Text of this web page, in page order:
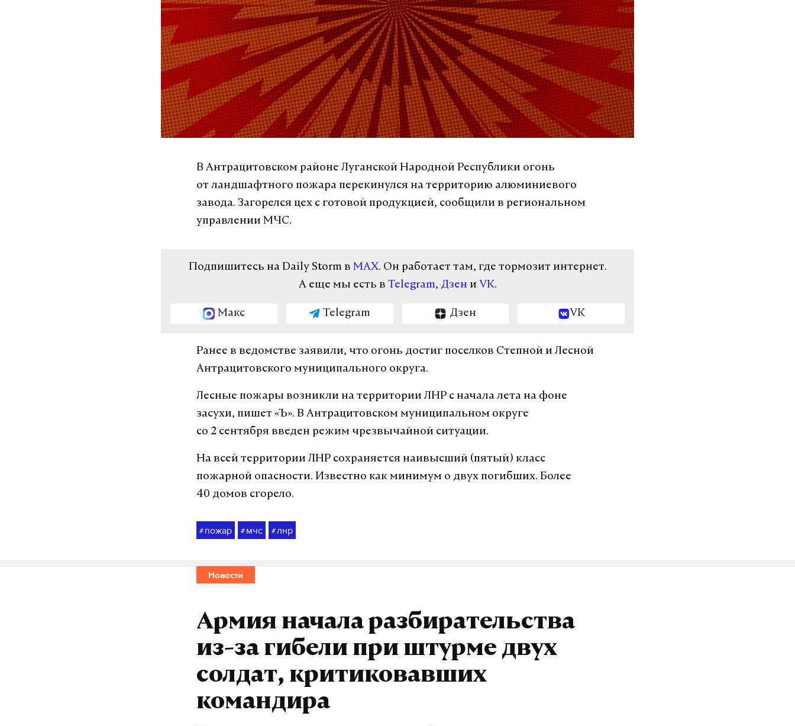
В Антрацитовском районе Луганской Народной Республики огонь
от ландшафтного пожара перекинулся на территорию алюминиевого
завода. Загорелся цех с готовой продукцией, сообщили в региональном
управлении МЧС.
Подпишитесь на Daily Storm в MAX. Он работает там, где тормозит интернет.
А еще мы есть в Telegram, Дзен и VK.
Макс Telegram Дзен VK
Ранее в ведомстве заявили, что огонь достиг поселков Степной и Лесной
Антрацитовского муниципального округа.
Лесные пожары возникли на территории ЛНР с начала лета на фоне
засухи, пишет «Ъ». В Антрацитовском муниципальном округе
со 2 сентября введен режим чрезвычайной ситуации.
На всей территории ЛНР сохраняется наивысший (пятый) класс
пожарной опасности. Известно как минимум о двух погибших. Более
40 домов сгорело.
# пожар # мчс # лнр
Новости
Армия начала разбирательства
из-за гибели при штурме двух
солдат, критиковавших
командира